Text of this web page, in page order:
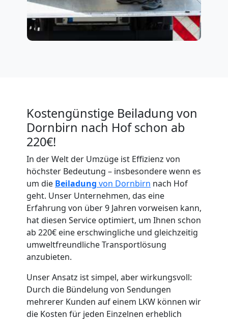
Kostengünstige Beiladung von
Dornbirn nach Hof schon ab
220€!
In der Welt der Umzüge ist Effizienz von
höchster Bedeutung – insbesondere wenn es
um die Beiladung von Dornbirn nach Hof
geht. Unser Unternehmen, das eine
Erfahrung von über 9 Jahren vorweisen kann,
hat diesen Service optimiert, um Ihnen schon
ab 220€ eine erschwingliche und gleichzeitig
umweltfreundliche Transportlösung
anzubieten.
Unser Ansatz ist simpel, aber wirkungsvoll:
Durch die Bündelung von Sendungen
mehrerer Kunden auf einem LKW können wir
die Kosten für jeden Einzelnen erheblich
Umzugshelfer
Dornbirn
Möbeltaxi
Dornbirn
Kleintransport